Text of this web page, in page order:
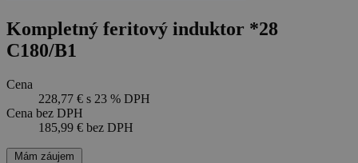
Kompletný feritový induktor *28
C180/B1
Cena
228,77 € s 23 % DPH
Cena bez DPH
185,99 € bez DPH
Mám záujem